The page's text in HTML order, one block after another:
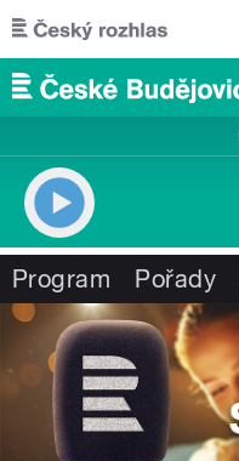
Přejít k hlavnímu obsahu
Program Pořady